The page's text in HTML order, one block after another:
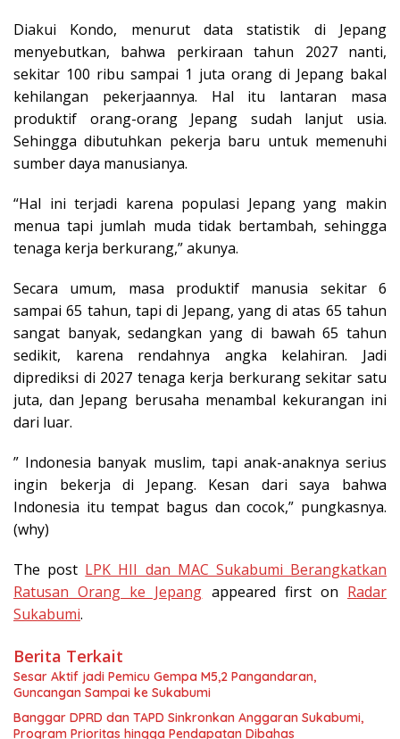
Diakui Kondo, menurut data statistik di Jepang
menyebutkan, bahwa perkiraan tahun 2027 nanti,
sekitar 100 ribu sampai 1 juta orang di Jepang bakal
kehilangan pekerjaannya. Hal itu lantaran masa
produktif orang-orang Jepang sudah lanjut usia.
Sehingga dibutuhkan pekerja baru untuk memenuhi
sumber daya manusianya.
“Hal ini terjadi karena populasi Jepang yang makin
menua tapi jumlah muda tidak bertambah, sehingga
tenaga kerja berkurang,” akunya.
Secara umum, masa produktif manusia sekitar 6
sampai 65 tahun, tapi di Jepang, yang di atas 65 tahun
sangat banyak, sedangkan yang di bawah 65 tahun
sedikit, karena rendahnya angka kelahiran. Jadi
diprediksi di 2027 tenaga kerja berkurang sekitar satu
juta, dan Jepang berusaha menambal kekurangan ini
dari luar.
” Indonesia banyak muslim, tapi anak-anaknya serius
ingin bekerja di Jepang. Kesan dari saya bahwa
Indonesia itu tempat bagus dan cocok,” pungkasnya.
(why)
The post LPK HII dan MAC Sukabumi Berangkatkan
Ratusan Orang ke Jepang appeared first on Radar
Sukabumi.
Berita Terkait
Sesar Aktif jadi Pemicu Gempa M5,2 Pangandaran,
Guncangan Sampai ke Sukabumi
Banggar DPRD dan TAPD Sinkronkan Anggaran Sukabumi,
Program Prioritas hingga Pendapatan Dibahas